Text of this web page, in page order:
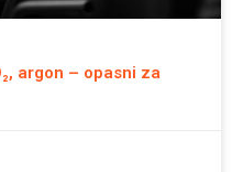
argon – opasni za